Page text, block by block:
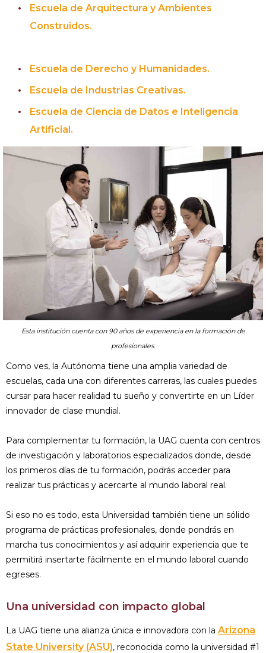
Escuela de Arquitectura y Ambientes
Construidos.
Escuela de Derecho y Humanidades.
Escuela de Industrias Creativas.
Escuela de Ciencia de Datos e Inteligencia
Artificial.
Esta institución cuenta con 90 años de experiencia en la formación de
profesionales.
Como ves, la Autónoma tiene una amplia variedad de
escuelas, cada una con diferentes carreras, las cuales puedes
cursar para hacer realidad tu sueño y convertirte en un Líder
innovador de clase mundial.
Para complementar tu formación, la UAG cuenta con centros
de investigación y laboratorios especializados donde, desde
los primeros días de tu formación, podrás acceder para
realizar tus prácticas y acercarte al mundo laboral real.
Si eso no es todo, esta Universidad también tiene un sólido
programa de prácticas profesionales, donde pondrás en
marcha tus conocimientos y así adquirir experiencia que te
permitirá insertarte fácilmente en el mundo laboral cuando
egreses.
Una universidad con impacto global
La UAG tiene una alianza única e innovadora con la Arizona
State University (ASU), reconocida como la universidad #1